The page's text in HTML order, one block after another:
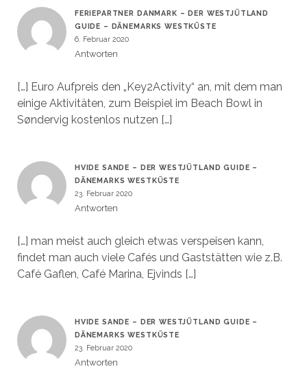
FERIEPARTNER DANMARK – DER WESTJÜTLAND
GUIDE – DÄNEMARKS WESTKÜSTE
6. Februar 2020
Antworten
[…] Euro Aufpreis den „Key2Activity“ an, mit dem man
einige Aktivitäten, zum Beispiel im Beach Bowl in
Søndervig kostenlos nutzen […]
HVIDE SANDE – DER WESTJÜTLAND GUIDE –
DÄNEMARKS WESTKÜSTE
23. Februar 2020
Antworten
[…] man meist auch gleich etwas verspeisen kann,
findet man auch viele Cafés und Gaststätten wie z.B.
Café Gaflen, Café Marina, Ejvinds […]
HVIDE SANDE – DER WESTJÜTLAND GUIDE –
DÄNEMARKS WESTKÜSTE
23. Februar 2020
Antworten